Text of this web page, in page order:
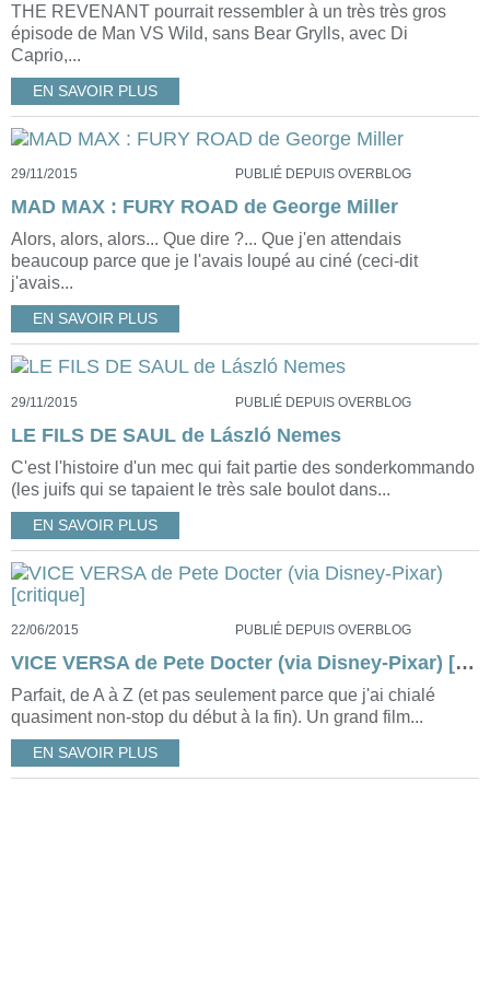
THE REVENANT pourrait ressembler à un très très gros
épisode de Man VS Wild, sans Bear Grylls, avec Di
Caprio,...
EN SAVOIR PLUS
29/11/2015 PUBLIÉ DEPUIS OVERBLOG
MAD MAX : FURY ROAD de George Miller
Alors, alors, alors... Que dire ?... Que j'en attendais
beaucoup parce que je l'avais loupé au ciné (ceci-dit
j'avais...
EN SAVOIR PLUS
29/11/2015 PUBLIÉ DEPUIS OVERBLOG
LE FILS DE SAUL de László Nemes
C'est l'histoire d'un mec qui fait partie des sonderkommando
(les juifs qui se tapaient le très sale boulot dans...
EN SAVOIR PLUS
22/06/2015 PUBLIÉ DEPUIS OVERBLOG
VICE VERSA de Pete Docter (via Disney-Pixar) [critique]
Parfait, de A à Z (et pas seulement parce que j'ai chialé
quasiment non-stop du début à la fin). Un grand film...
EN SAVOIR PLUS